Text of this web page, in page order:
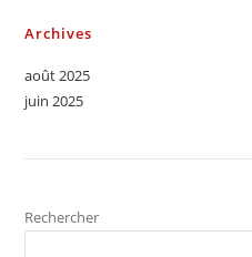
Archives
août 2025
juin 2025
Rechercher